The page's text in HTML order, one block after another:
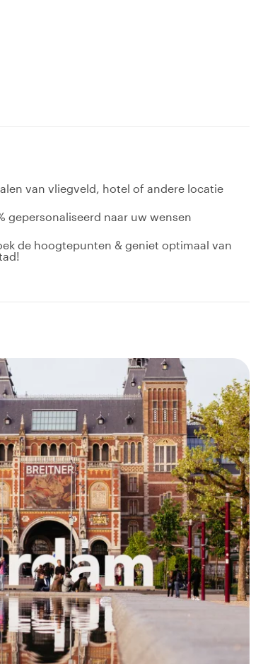
van vliegveld, hotel of andere locatie
gepersonaliseerd naar uw wensen
de hoogtepunten & geniet optimaal van